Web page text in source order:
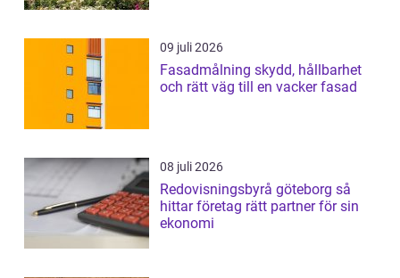
09 juli 2026
Fasadmålning skydd, hållbarhet
och rätt väg till en vacker fasad
08 juli 2026
Redovisningsbyrå göteborg så
hittar företag rätt partner för sin
ekonomi